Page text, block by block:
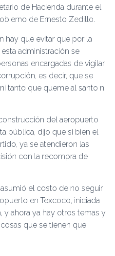
de Hacienda durante el
de Ernesto Zedillo.
hay que evitar que por la
administración se
encargadas de vigilar
es decir, que se
tanto que queme al santo ni
del aeropuerto
pública, dijo que si bien el
ya se atendieron las
con la recompra de
el costo de no seguir
en Texcoco, iniciada
y ahora ya hay otros temas y
que se tienen que